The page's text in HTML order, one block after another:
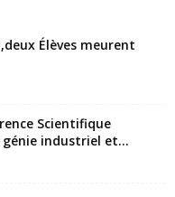
Élèves meurent
Scientifique
industriel et...